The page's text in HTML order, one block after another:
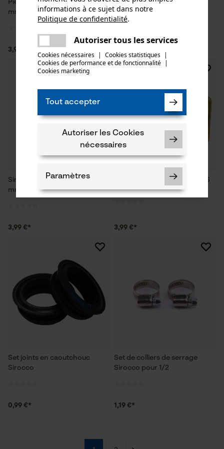
Pièce de tuyau Sirocco MS 19
mm 3/4
3,99 €*
Pièce filetée Sirocco MS
filetage femelle 1/2
Sirocco MS Pièces filetées 19
mm 3/4"
3,99 €*
Raccord aveugle Sirocco MS
3,99 €*
Set joints en caoutchouc
Sirocco
0,99 €*
Set de colliers de serrage
Sirocco pour 1/2
1,19 €*
informations à ce sujet dans notre
Politique de confidentialité.
Autoriser tous les services
Cookies nécessaires | Cookies statistiques |
Cookies de performance et de fonctionnalité |
Cookies marketing
Tout accepter
Autoriser les Cookies
nécessaires
Paramètres
Vérifier linstallation de cookies
ID de session
Econda Analytics
Une erreur s'est produite. Veuillez
essayer encore.
partager
partager
mail